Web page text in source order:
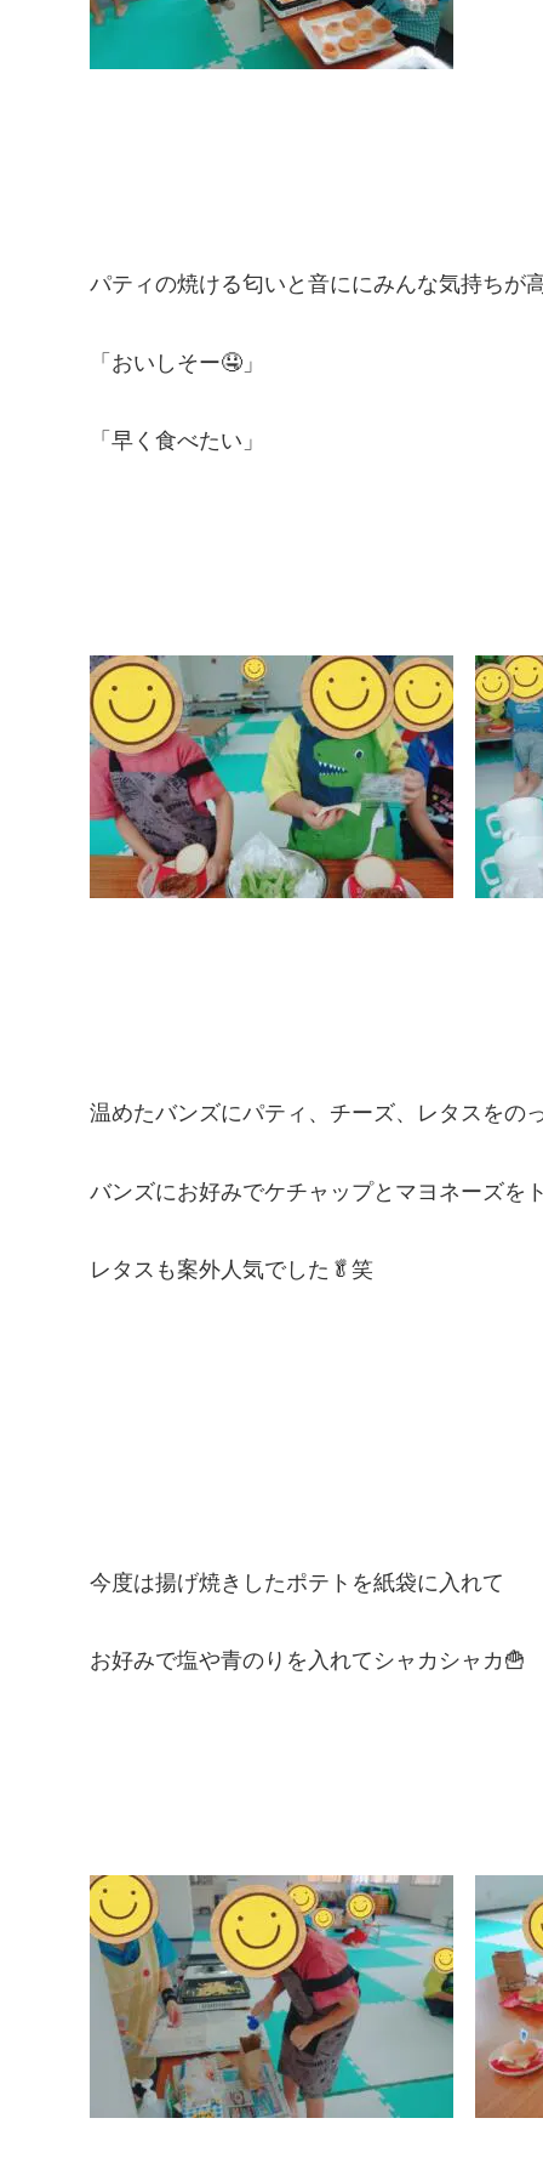
パティの焼ける匂いと音ににみんな気持ちが
「おいしそー🤤 」
「早く食べたい」
温めたバンズにパティ、チーズ、レタスをの
バンズにお好みでケチャップとマヨネーズを
レタスも案外人気でした 🥬 笑
今度は揚げ焼きしたポテトを紙袋に入れて
お好みで塩や青のりを入れてシャカシャカ🍟